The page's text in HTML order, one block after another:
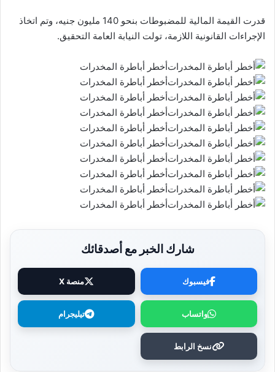
قدرت القيمة المالية للمضبوطات بنحو 140 مليون جنيه، وتم اتخاذ
الإجراءات القانونية اللازمة، تولت النيابة العامة التحقيق.
أخطر أباطرة المخدرات
أخطر أباطرة المخدرات
أخطر أباطرة المخدرات
أخطر أباطرة المخدرات
أخطر أباطرة المخدرات
أخطر أباطرة المخدرات
أخطر أباطرة المخدرات
أخطر أباطرة المخدرات
أخطر أباطرة المخدرات
أخطر أباطرة المخدرات
شارك الخبر مع أصدقائك
فيسبوك منصة X
واتساب تيليجرام
نسخ الرابط